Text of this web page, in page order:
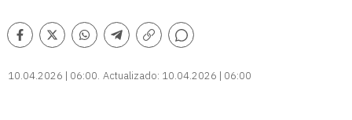
Facebook
TwitterWhatsappTelegram
Copiar
Comentarios
10.04.2026 | 06:00 Actualizado: 10.04.2026 | 06:00